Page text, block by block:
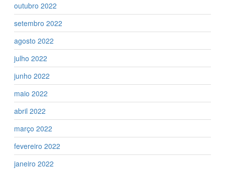
outubro 2022
setembro 2022
agosto 2022
julho 2022
junho 2022
maio 2022
abril 2022
março 2022
fevereiro 2022
janeiro 2022